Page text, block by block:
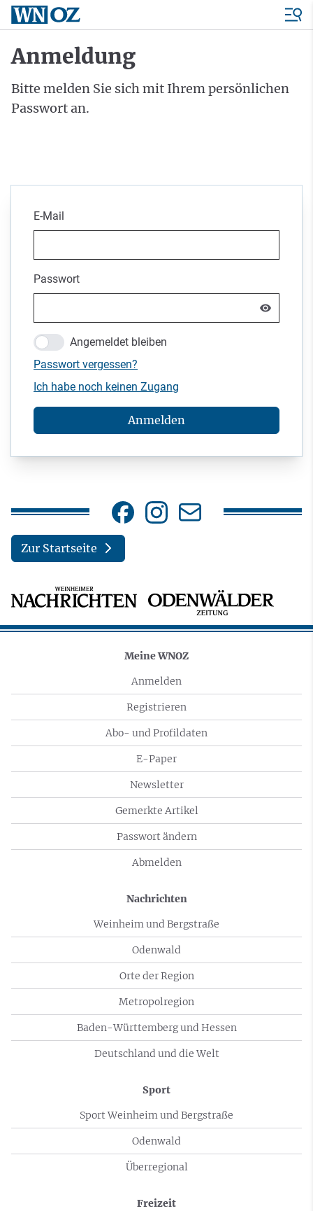
Anmeldung
Bitte melden Sie sich mit Ihrem persönlichen
Passwort an.
E-Mail
Passwort
Angemeldet bleiben
Passwort vergessen?
Ich habe noch keinen Zugang
Anmelden
Zur Startseite
Meine WNOZ
Anmelden
Registrieren
Abo- und Profildaten
E-Paper
Newsletter
Gemerkte Artikel
Passwort ändern
Abmelden
Nachrichten
Weinheim und Bergstraße
Odenwald
Orte der Region
Metropolregion
Baden-Württemberg und Hessen
Deutschland und die Welt
Sport
Sport Weinheim und Bergstraße
Odenwald
Überregional
Freizeit